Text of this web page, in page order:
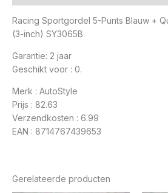
Racing Sportgordel 5-Punts Blauw +
(3-inch) SY3065B
Garantie: 2 jaar
Geschikt voor : 0.
Merk : AutoStyle
Prijs : 82.63
Verzendkosten : 6.99
EAN : 8714767439653
Gerelateerde producten